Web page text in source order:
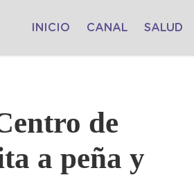
INICIO CANAL SALUD
de
a peña y